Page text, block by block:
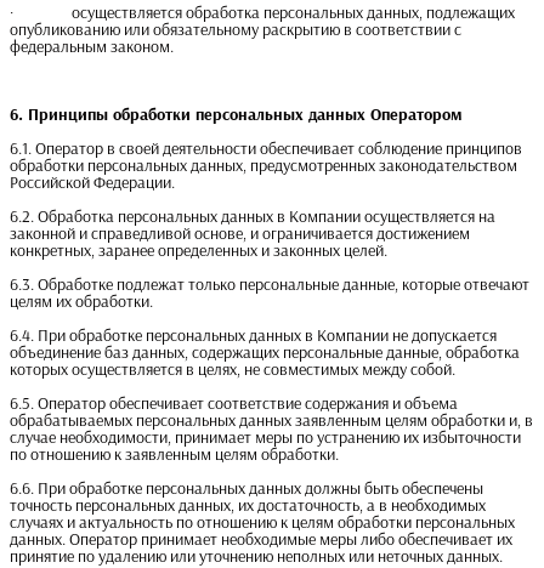
· осуществляется обработка персональных данных, подлежащих
опубликованию или обязательному раскрытию в соответствии с
федеральным законом.
6. Принципы обработки персональных данных Оператором
6.1. Оператор в своей деятельности обеспечивает соблюдение принципов
обработки персональных данных, предусмотренных законодательством
Российской Федерации.
6.2. Обработка персональных данных в Компании осуществляется на
законной и справедливой основе, и ограничивается достижением
конкретных, заранее определенных и законных целей.
6.3. Обработке подлежат только персональные данные, которые отвечают
целям их обработки.
6.4. При обработке персональных данных в Компании не допускается
объединение баз данных, содержащих персональные данные, обработка
которых осуществляется в целях, не совместимых между собой.
6.5. Оператор обеспечивает соответствие содержания и объема
обрабатываемых персональных данных заявленным целям обработки и, в
случае необходимости, принимает меры по устранению их избыточности
по отношению к заявленным целям обработки.
6.6. При обработке персональных данных должны быть обеспечены
точность персональных данных, их достаточность, а в необходимых
случаях и актуальность по отношению к целям обработки персональных
данных. Оператор принимает необходимые меры либо обеспечивает их
принятие по удалению или уточнению неполных или неточных данных.